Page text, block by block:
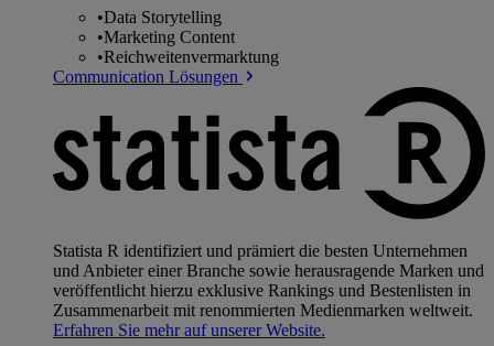
•Data Storytelling
•Marketing Content
•Reichweitenvermarktung
Communication Lösungen
Statista R identifiziert und prämiert die besten Unternehmen
und Anbieter einer Branche sowie herausragende Marken und
veröffentlicht hierzu exklusive Rankings und Bestenlisten in
Zusammenarbeit mit renommierten Medienmarken weltweit.
Erfahren Sie mehr auf unserer Website.